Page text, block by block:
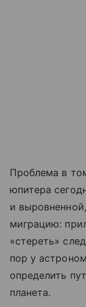
Проблема в
юпитера
и
миграцию:
«стереть»
пор у
определить
планета.